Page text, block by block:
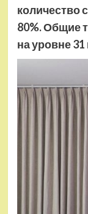
количество
80%. Общие
на уровне 31